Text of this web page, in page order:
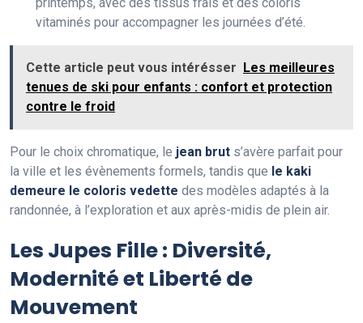
printemps, avec des tissus frais et des coloris
vitaminés pour accompagner les journées d’été.
Cette article peut vous intérésser
Les meilleures
tenues de ski pour enfants : confort et protection
contre le froid
Pour le choix chromatique, le jean brut s’avère parfait pour
la ville et les évènements formels, tandis que le kaki
demeure le coloris vedette des modèles adaptés à la
randonnée, à l’exploration et aux après-midis de plein air.
Les Jupes Fille : Diversité,
Modernité et Liberté de
Mouvement